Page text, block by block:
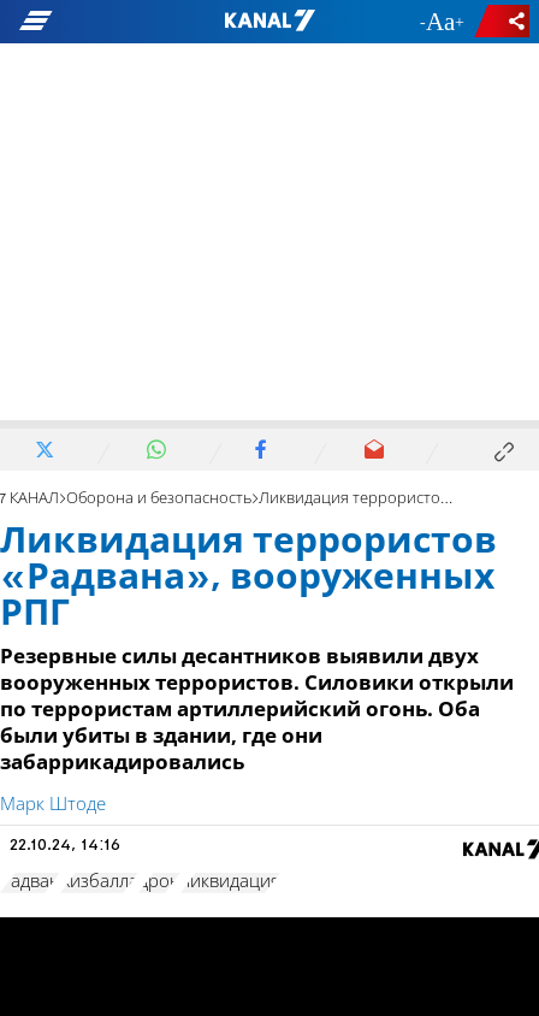
- +
7 КАНАЛ Оборона и безопасность Ликвидация террористов «Радвана», вооруженных РПГ
Ликвидация террористов
«Радвана», вооруженных
РПГ
Резервные силы десантников выявили двух
вооруженных террористов. Силовики открыли
по террористам артиллерийский огонь. Оба
были убиты в здании, где они
забаррикадировались
Марк Штоде
22.10.24, 14:16
Радван Хизбалла дрон ликвидация